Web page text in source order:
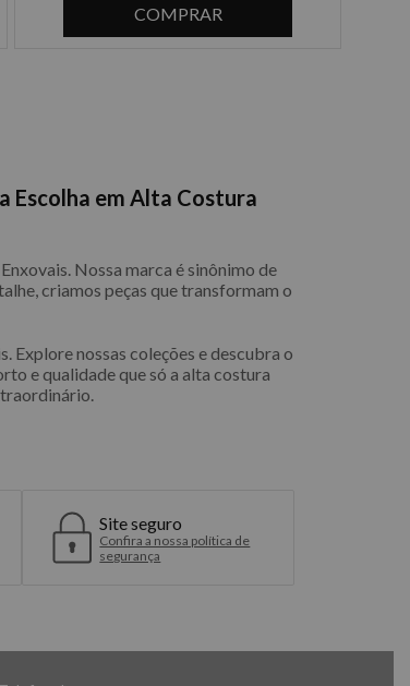
COMPRAR
Escolha em Alta Costura
Nossa marca é sinônimo de
criamos peças que transformam o
Explore nossas coleções e descubra o
e qualidade que só a alta costura
Site seguro
Confira a nossa política de
segurança